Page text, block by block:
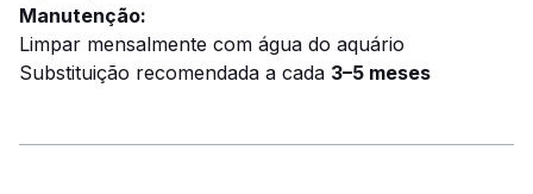
Manutenção:
Limpar mensalmente com água do aquário
Substituição recomendada a cada 3–5 meses